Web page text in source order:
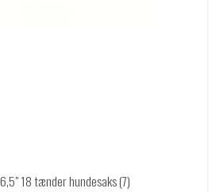
18 tænder hundesaks (7)